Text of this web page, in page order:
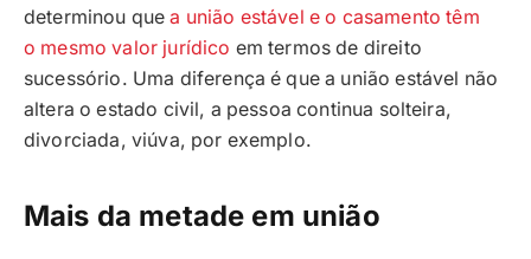
determinou quea união estável e o casamento têm
o mesmo valor jurídico em termos de direito
sucessório. Uma diferença é que a união estável não
altera o estado civil, a pessoa continua solteira,
divorciada, viúva, por exemplo.
Mais da metade em união